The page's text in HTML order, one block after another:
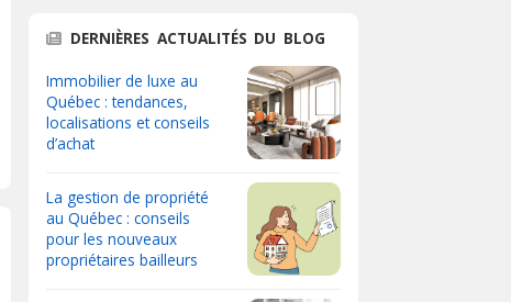
DERNIÈRES ACTUALITÉS DU BLOG
Immobilier de luxe au
Québec : tendances,
localisations et conseils
d’achat
La gestion de propriété
au Québec : conseils
pour les nouveaux
propriétaires bailleurs